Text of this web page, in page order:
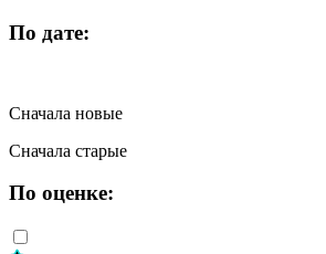
По дате:
Сначала новые
Сначала старые
По оценке: